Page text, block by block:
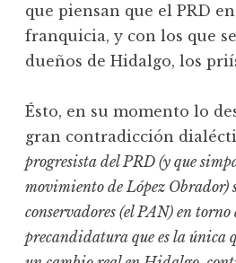
que piensan que el PRD
franquicia, y con los que
dueños de Hidalgo, los
Ésto, en su momento lo
gran contradicción
progresista del PRD (y que
movimiento de López Obrador)
conservadores (el PAN) en torno
precandidatura que es la única